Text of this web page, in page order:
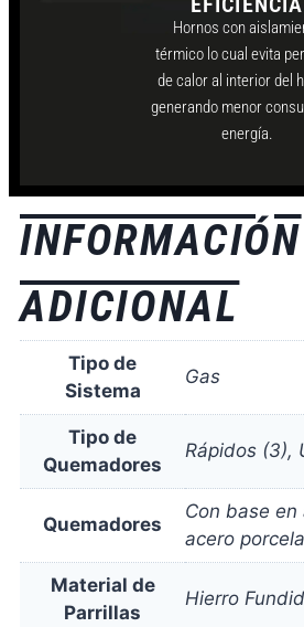
Hornos con
térmico lo cual evita
de calor al interior del
generando menor
energía.
INFORMACIÓN
ADICIONAL
Tipo de
Sistema
Gas
Tipo de
Quemadores
Rápidos (3),
Quemadores
Con base
acero
Material de
Parrillas
Hierro